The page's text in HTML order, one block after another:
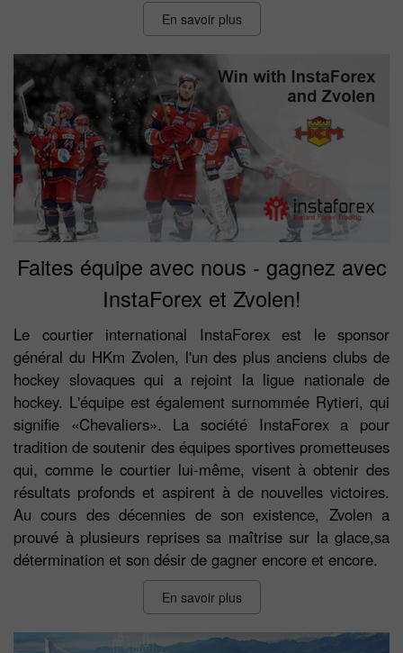
En savoir plus
Faites équipe avec nous - gagnez avec
InstaForex et Zvolen!
Le courtier international InstaForex est le sponsor
général du HKm Zvolen, l'un des plus anciens clubs de
hockey slovaques qui a rejoint la ligue nationale de
hockey. L'équipe est également surnommée Rytieri, qui
signifie «Chevaliers». La société InstaForex a pour
tradition de soutenir des équipes sportives prometteuses
qui, comme le courtier lui-même, visent à obtenir des
résultats profonds et aspirent à de nouvelles victoires.
Au cours des décennies de son existence, Zvolen a
prouvé à plusieurs reprises sa maîtrise sur la glace,sa
détermination et son désir de gagner encore et encore.
En savoir plus